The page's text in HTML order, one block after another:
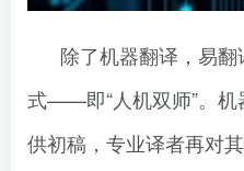
除了机器翻译，易
式——即“人机双师”。机
供初稿，专业译者再对